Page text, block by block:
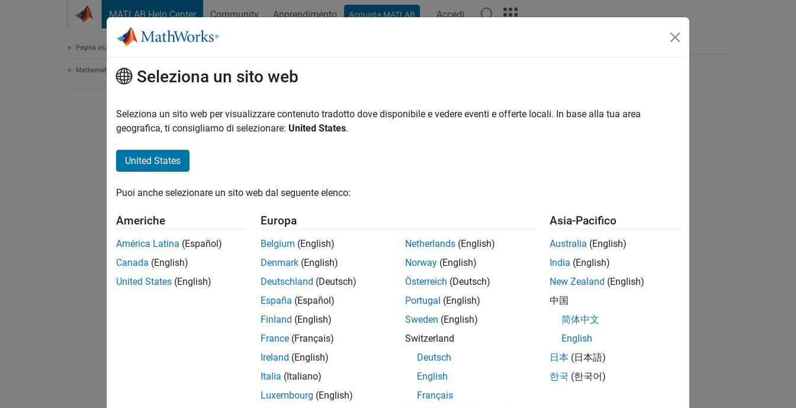
MATLAB Help Center Community Apprendimento Acquista MATLAB Accedi
Pagina iniziale della documentazione
Mathematics and OptimizationSeleziona un sito web
Seleziona un sito web per visualizzare contenuto tradotto dove disponibile e vedere eventi e offerte locali. In base alla tua area
geografica, ti consigliamo di selezionare: United States.
United States
Puoi anche selezionare un sito web dal seguente elenco:
Americhe
América Latina (Español)
Canada (English)
United States (English)
Europa
Belgium (English)
Denmark (English)
Deutschland (Deutsch)
España (Español)
Finland (English)
France (Français)
Ireland (English)
Italia (Italiano)
Luxembourg (English)
Netherlands (English)
Norway (English)
Österreich (Deutsch)
Portugal (English)
Sweden (English)
Switzerland
Deutsch
English
Français
Asia-Pacifico
Australia (English)
India (English)
New Zealand (English)
中国
简体中文
English
日本 (日本語)
한국 (한국어)